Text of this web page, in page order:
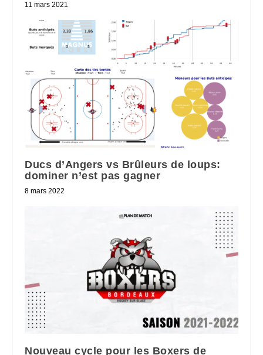
11 mars 2021
Ducs d’Angers vs Brûleurs de loups:
dominer n’est pas gagner
8 mars 2022
Nouveau cycle pour les Boxers de